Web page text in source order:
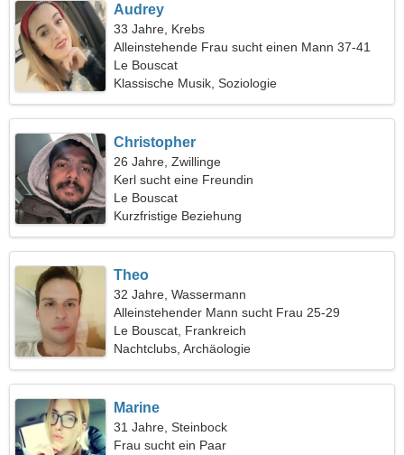
Audrey
33 Jahre, Krebs
Alleinstehende Frau sucht einen Mann 37-41
Le Bouscat
Klassische Musik, Soziologie
Christopher
26 Jahre, Zwillinge
Kerl sucht eine Freundin
Le Bouscat
Kurzfristige Beziehung
Theo
32 Jahre, Wassermann
Alleinstehender Mann sucht Frau 25-29
Le Bouscat, Frankreich
Nachtclubs, Archäologie
Marine
31 Jahre, Steinbock
Frau sucht ein Paar